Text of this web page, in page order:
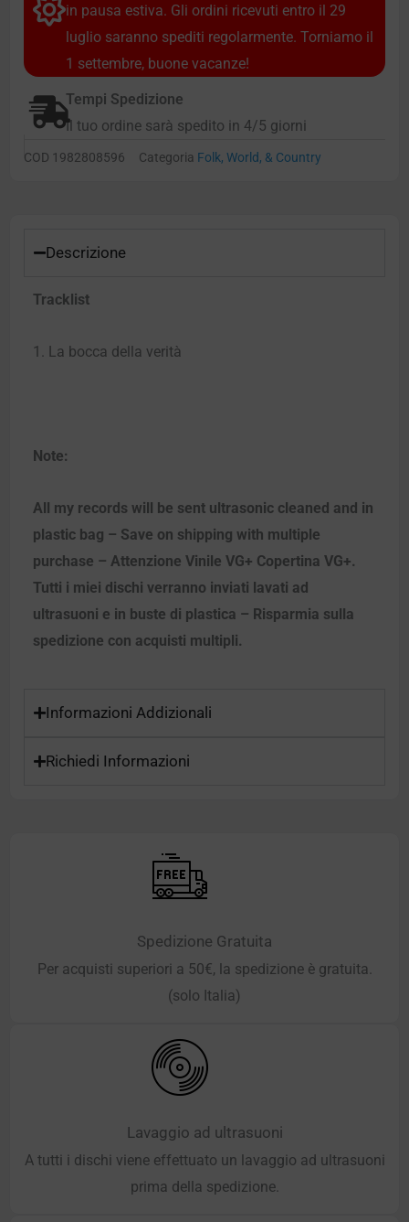
in pausa estiva. Gli ordini ricevuti entro il 29
luglio saranno spediti regolarmente. Torniamo il
1 settembre, buone vacanze!
Tempi Spedizione
Il tuo ordine sarà spedito in 4/5 giorni
COD 1982808596 Categoria Folk, World, & Country
Descrizione
Tracklist
1. La bocca della verità
Note:
All my records will be sent ultrasonic cleaned and in
plastic bag – Save on shipping with multiple
purchase – Attenzione Vinile VG+ Copertina VG+.
Tutti i miei dischi verranno inviati lavati ad
ultrasuoni e in buste di plastica – Risparmia sulla
spedizione con acquisti multipli.
Informazioni Addizionali
Richiedi Informazioni
Spedizione Gratuita
Per acquisti superiori a 50€, la spedizione è gratuita.
(solo Italia)
Lavaggio ad ultrasuoni
A tutti i dischi viene effettuato un lavaggio ad ultrasuoni
prima della spedizione.